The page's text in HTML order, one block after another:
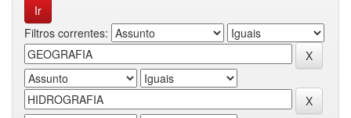
Filtros correntes: